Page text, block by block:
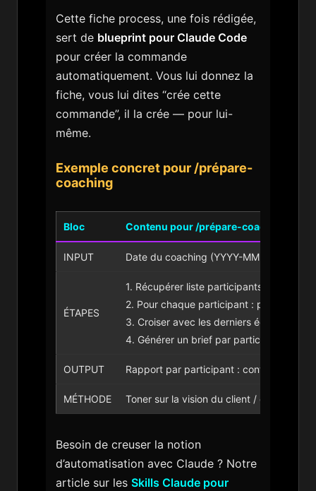
Cette fiche process, une fois rédigée,
sert de blueprint pour Claude Code
pour créer la commande
automatiquement. Vous lui donnez la
fiche, vous lui dites “crée cette
commande”, il la crée — pour lui-
même.
Exemple concret pour /prépare-
coaching
Bloc Contenu pour /prépare-coaching
INPUT Date du coaching (YYYY-MM-DD)
ÉTAPES
1. Récupérer liste participants du jour via
2. Pour chaque participant : profil +
3. Croiser avec les derniers échanges
4. Générer un brief par participant
OUTPUT Rapport par participant : contexte /
MÉTHODE Toner sur la vision du client / détecter
Besoin de creuser la notion
d’automatisation avec Claude ? Notre
article sur les Skills Claude pour